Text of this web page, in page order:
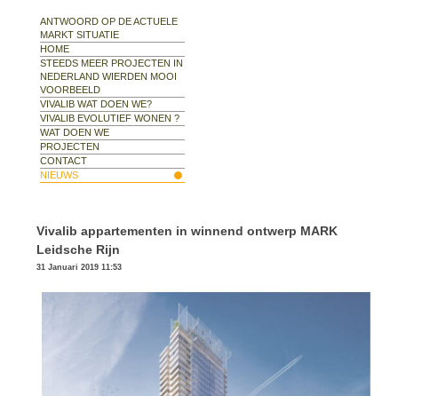
ANTWOORD OP DE ACTUELE
MARKT SITUATIE
HOME
STEEDS MEER PROJECTEN IN
NEDERLAND WIERDEN MOOI
VOORBEELD
VIVALIB WAT DOEN WE?
VIVALIB EVOLUTIEF WONEN ?
WAT DOEN WE
PROJECTEN
CONTACT
NIEUWS
Vivalib appartementen in winnend ontwerp MARK
Leidsche Rijn
31 Januari 2019 11:53